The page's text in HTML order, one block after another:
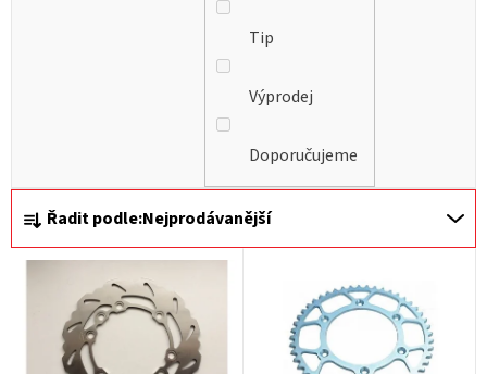
Ř
a
Řadit podle:Nejprodávanější
Tip
Výprodej
Doporučujeme